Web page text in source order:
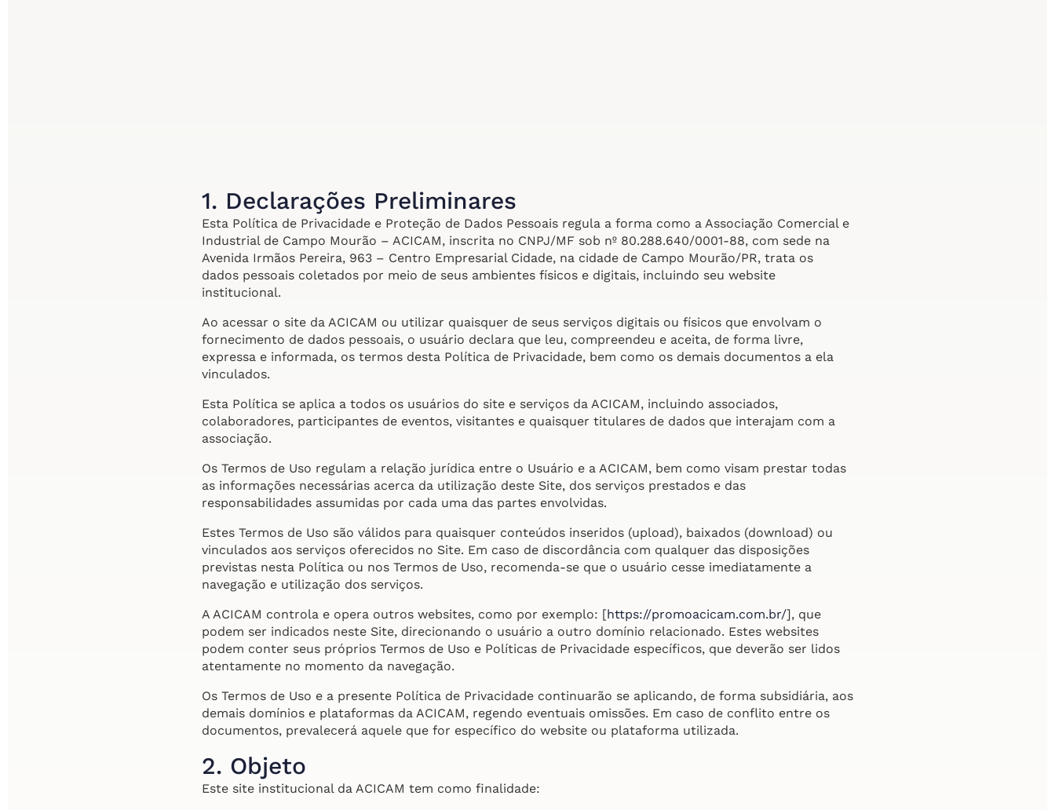
1. Declarações Preliminares
Esta Política de Privacidade e Proteção de Dados Pessoais regula a forma como a Associação Comercial e
Industrial de Campo Mourão – ACICAM, inscrita no CNPJ/MF sob nº 80.288.640/0001-88, com sede na
Avenida Irmãos Pereira, 963 – Centro Empresarial Cidade, na cidade de Campo Mourão/PR, trata os
dados pessoais coletados por meio de seus ambientes físicos e digitais, incluindo seu website
institucional.
Ao acessar o site da ACICAM ou utilizar quaisquer de seus serviços digitais ou físicos que envolvam o
fornecimento de dados pessoais, o usuário declara que leu, compreendeu e aceita, de forma livre,
expressa e informada, os termos desta Política de Privacidade, bem como os demais documentos a ela
vinculados.
Esta Política se aplica a todos os usuários do site e serviços da ACICAM, incluindo associados,
colaboradores, participantes de eventos, visitantes e quaisquer titulares de dados que interajam com a
associação.
Os Termos de Uso regulam a relação jurídica entre o Usuário e a ACICAM, bem como visam prestar todas
as informações necessárias acerca da utilização deste Site, dos serviços prestados e das
responsabilidades assumidas por cada uma das partes envolvidas.
Estes Termos de Uso são válidos para quaisquer conteúdos inseridos (upload), baixados (download) ou
vinculados aos serviços oferecidos no Site. Em caso de discordância com qualquer das disposições
previstas nesta Política ou nos Termos de Uso, recomenda-se que o usuário cesse imediatamente a
navegação e utilização dos serviços.
A ACICAM controla e opera outros websites, como por exemplo: [https://promoacicam.com.br/], que
podem ser indicados neste Site, direcionando o usuário a outro domínio relacionado. Estes websites
podem conter seus próprios Termos de Uso e Políticas de Privacidade específicos, que deverão ser lidos
atentamente no momento da navegação.
Os Termos de Uso e a presente Política de Privacidade continuarão se aplicando, de forma subsidiária, aos
demais domínios e plataformas da ACICAM, regendo eventuais omissões. Em caso de conflito entre os
documentos, prevalecerá aquele que for específico do website ou plataforma utilizada.
2. Objeto
Este site institucional da ACICAM tem como finalidade: